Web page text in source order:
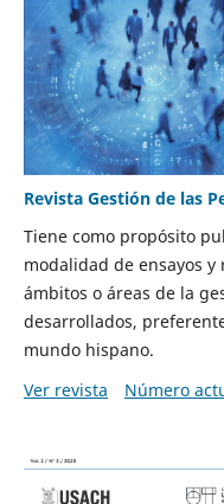
Revista Gestión de las
Tiene como propósito
modalidad de ensayos
ámbitos o áreas de la
desarrollados,
mundo hispano.
Ver revista
Número